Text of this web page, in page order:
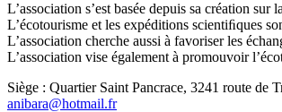
L’association s’est basée depuis sa création
L’écotourisme et les expéditions scientiﬁques
L’association cherche aussi à favoriser les
L’association vise également à promouvoir
Siège : Quartier Saint Pancrace, 3241 route de
anibara@hotmail.fr